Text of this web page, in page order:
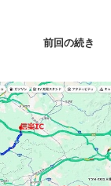
前回の続き